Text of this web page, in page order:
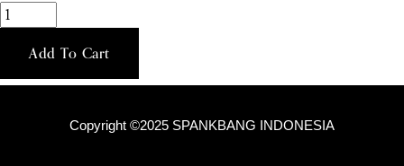
Add To Cart
Copyright ©2025 SPANKBANG INDONESIA